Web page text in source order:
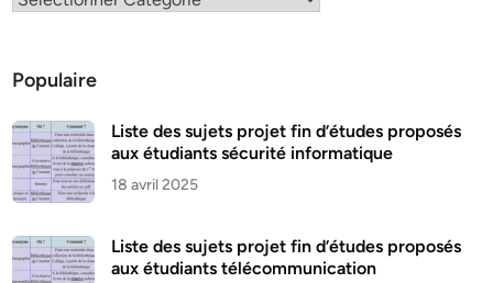
Populaire
Liste des sujets projet fin d’études proposés
aux étudiants sécurité informatique
18 avril 2025
Liste des sujets projet fin d’études proposés
aux étudiants télécommunication